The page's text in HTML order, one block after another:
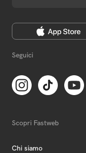
Seguici
Scopri Fastweb
Chi siamo